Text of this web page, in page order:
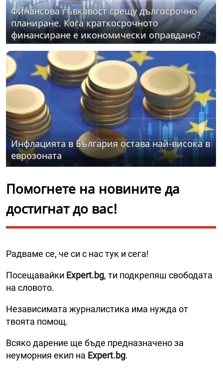
Финансова гъвкавост срещу дългосрочно
планиране. Кога краткосрочното
финансиране е икономически оправдано?
Инфлацията в България остава най-висока в
еврозоната
Помогнете на новините да
достигнат до вас!
Радваме се, че си с нас тук и сега!
Посещавайки Expert.bg, ти подкрепяш свободата
на словото.
Независимата журналистика има нужда от
твоята помощ.
Всяко дарение ще бъде предназначено за
неуморния екип на Expert.bg.